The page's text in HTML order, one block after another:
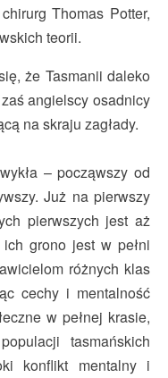
Thomas Potter,
teorii.
że Tasmanii daleko
angielscy osadnicy
na skraju zagłady.
– począwszy od
Już na pierwszy
pierwszych jest aż
grono jest w pełni
różnych klas
cechy i mentalność
w pełnej krasie,
tasmańskich
konflikt mentalny i